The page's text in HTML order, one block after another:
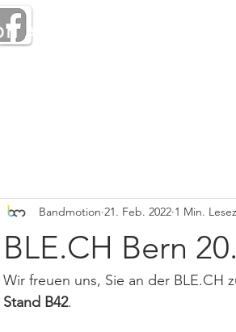
BLE.CH Bern
Bandmotion 21. Feb. 2022 1 Min.
Wir freuen uns, Sie an der BLE.CH
Stand B42.